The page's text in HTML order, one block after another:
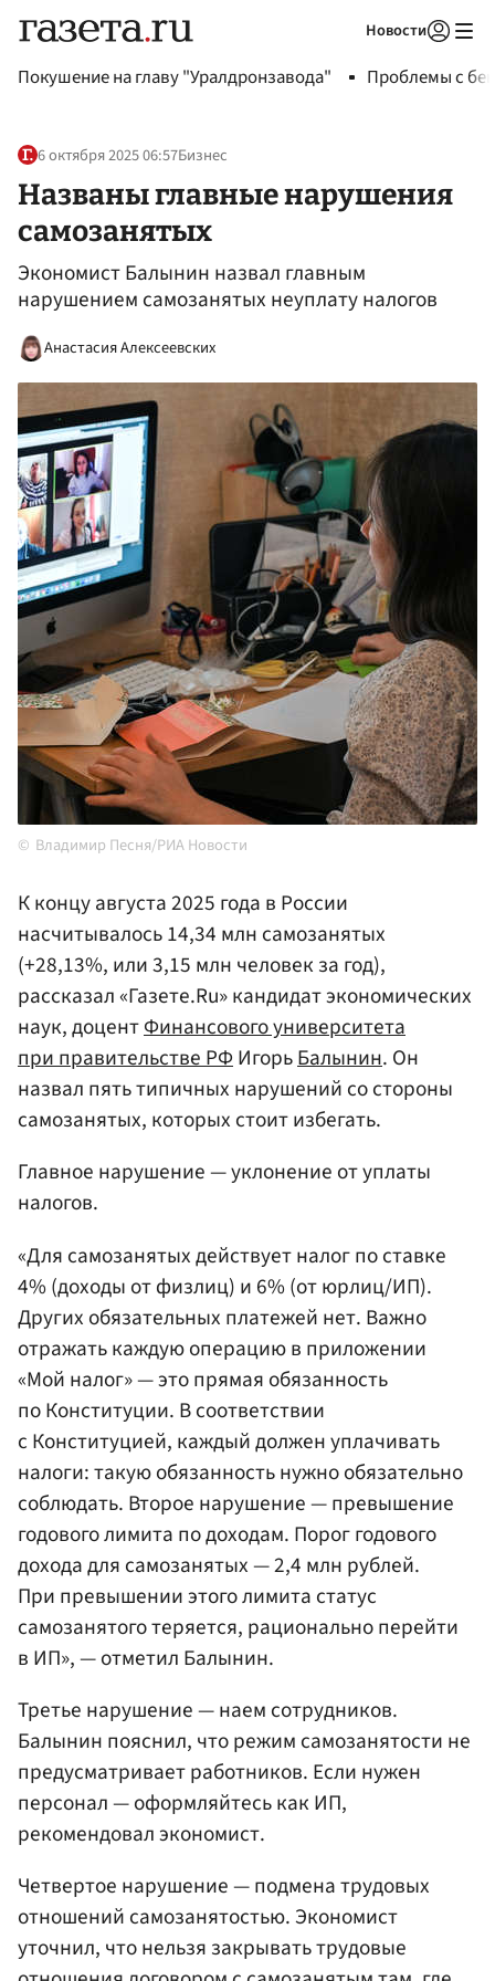
Новости
Покушение на главу "Уралдронзавода" Проблемы с
6 октября 2025 06:57Бизнес
Названы главные нарушения
самозанятых
Экономист Балынин назвал главным
нарушением самозанятых неуплату налогов
Анастасия Алексеевских
Владимир Песня/РИА Новости
К концу августа 2025 года в России
насчитывалось 14,34 млн самозанятых
(+28,13%, или 3,15 млн человек за год),
рассказал «Газете.Ru» кандидат экономических
наук, доцентФинансового университета
при правительстве РФИгорьБалынин. Он
назвал пять типичных нарушений со стороны
самозанятых, которых стоит избегать.
Главное нарушение — уклонение от уплаты
налогов.
«Для самозанятых действует налог по ставке
4% (доходы от физлиц) и 6% (от юрлиц/ИП).
Других обязательных платежей нет. Важно
отражать каждую операцию в приложении
«Мой налог» — это прямая обязанность
по Конституции. В соответствии
с Конституцией, каждый должен уплачивать
налоги: такую обязанность нужно обязательно
соблюдать. Второе нарушение — превышение
годового лимита по доходам. Порог годового
дохода для самозанятых — 2,4 млн рублей.
При превышении этого лимита статус
самозанятого теряется, рационально перейти
в ИП», — отметил Балынин.
Третье нарушение — наем сотрудников.
Балынин пояснил, что режим самозанятости не
предусматривает работников. Если нужен
персонал — оформляйтесь как ИП,
рекомендовал экономист.
Четвертое нарушение — подмена трудовых
отношений самозанятостью. Экономист
уточнил, что нельзя закрывать трудовые